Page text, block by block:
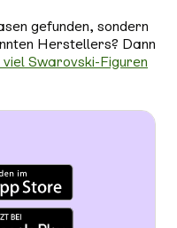
gefunden, sondern
Herstellers? Dann
viel Swarovski-Figuren